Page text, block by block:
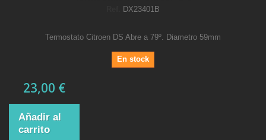
DX23401B
Termostato Citroen DS Abre a 79º. Diametro 59mm
En stock
23,00 €
Añadir al
carrito